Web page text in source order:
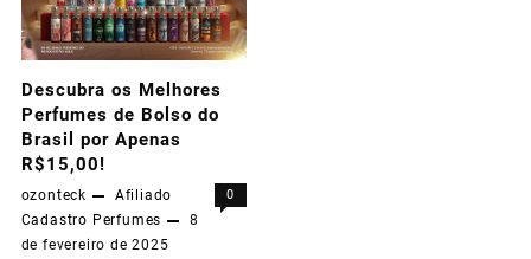
ELIXIR:
Novo
Lançamento
Ozonteck
Descubra os Melhores
Perfumes de Bolso do
Brasil por Apenas
R$15,00!
ozonteck
Afiliado
Cadastro Perfumes
8
de fevereiro de 2025
0